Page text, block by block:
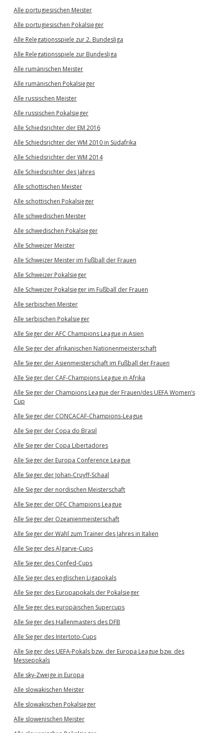
Alle portugiesischen Meister
Alle portugiesischen Pokalsieger
Alle Relegationsspiele zur 2. Bundesliga
Alle Relegationsspiele zur Bundesliga
Alle rumänischen Meister
Alle rumänischen Pokalsieger
Alle russischen Meister
Alle russischen Pokalsieger
Alle Schiedsrichter der EM 2016
Alle Schiedsrichter der WM 2010 in Südafrika
Alle Schiedsrichter der WM 2014
Alle Schiedsrichter des Jahres
Alle schottischen Meister
Alle schottischen Pokalsieger
Alle schwedischen Meister
Alle schwedischen Pokalsieger
Alle Schweizer Meister
Alle Schweizer Meister im Fußball der Frauen
Alle Schweizer Pokalsieger
Alle Schweizer Pokalsieger im Fußball der Frauen
Alle serbischen Meister
Alle serbischen Pokalsieger
Alle Sieger der AFC Champions League in Asien
Alle Sieger der afrikanischen Nationenmeisterschaft
Alle Sieger der Asienmeisterschaft im Fußball der Frauen
Alle Sieger der CAF-Champions League in Afrika
Alle Sieger der Champions League der Frauen/des UEFA Women’s
Cup
Alle Sieger der CONCACAF-Champions-League
Alle Sieger der Copa do Brasil
Alle Sieger der Copa Libertadores
Alle Sieger der Europa Conference League
Alle Sieger der Johan-Cruyff-Schaal
Alle Sieger der nordischen Meisterschaft
Alle Sieger der OFC Champions League
Alle Sieger der Ozeanienmeisterschaft
Alle Sieger der Wahl zum Trainer des Jahres in Italien
Alle Sieger des Algarve-Cups
Alle Sieger des Confed-Cups
Alle Sieger des englischen Ligapokals
Alle Sieger des Europapokals der Pokalsieger
Alle Sieger des europäischen Supercups
Alle Sieger des Hallenmasters des DFB
Alle Sieger des Intertoto-Cups
Alle Sieger des UEFA-Pokals bzw. der Europa League bzw. des
Messepokals
Alle sky-Zweige in Europa
Alle slowakischen Meister
Alle slowakischen Pokalsieger
Alle slowenischen Meister